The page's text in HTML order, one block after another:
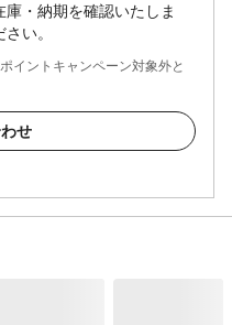
・納期を確認いたしま
い。
イントキャンペーン対象外と
せ